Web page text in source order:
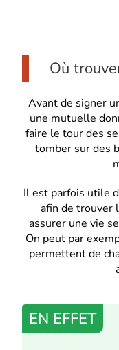
Où
Avant de signer
une mutuelle
faire le tour des
tomber sur des
Il est parfois utile
afin de trouver
assurer une vie
On peut par
permettent de
EN EFFET